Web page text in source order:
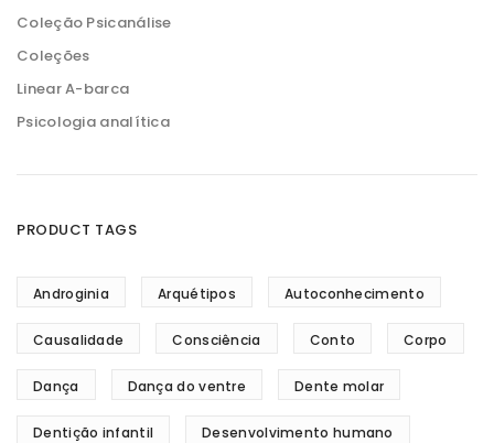
Coleção Psicanálise
Coleções
Linear A-barca
Psicologia analítica
PRODUCT TAGS
Androginia Arquétipos Autoconhecimento
Causalidade Consciência Conto Corpo
Dança Dança do ventre Dente molar
Dentição infantil Desenvolvimento humano